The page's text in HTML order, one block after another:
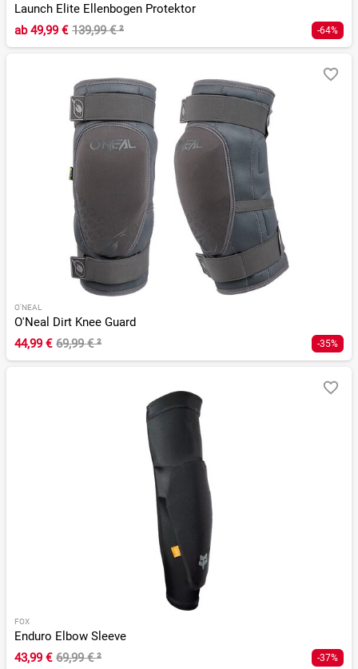
Launch Elite Ellenbogen Protektor
ab49,99 € 139,99 €² -64%
O'NEAL
O'Neal Dirt Knee Guard
44,99 € 69,99 €² -35%
FOX
Enduro Elbow Sleeve
43,99 € 69,99 €² -37%